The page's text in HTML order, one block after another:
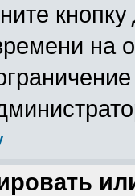
кнопку
на